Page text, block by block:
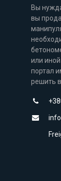
Вы
вы
или
портал
решить